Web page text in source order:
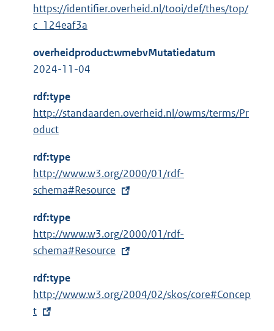
https://identifier.overheid.nl/tooi/def/thes/top/
c_124eaf3a
overheidproduct:wmebvMutatiedatum
2024-11-04
rdf:type
http://standaarden.overheid.nl/owms/terms/Pr
oduct
rdf:type
E
x
e
r
n
l
i
http://www.w3.org/2000/01/rdf-
schema#Resource
rdf:type
E
x
e
r
n
http://www.w3.org/2000/01/rdf-
schema#Resource
rdf:type
E
x
http://www.w3.org/2004/02/skos/core#Concep
t